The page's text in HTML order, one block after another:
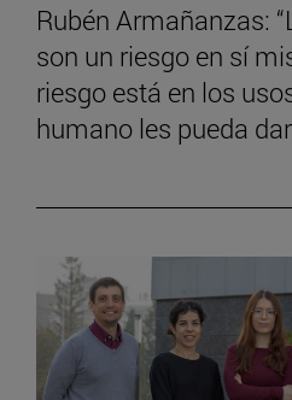
Rubén Armañanzas:
son un riesgo en sí
riesgo está en los
humano les pueda